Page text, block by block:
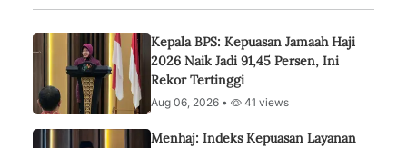
Kepala BPS: Kepuasan Jamaah Haji
2026 Naik Jadi 91,45 Persen, Ini
Rekor Tertinggi
Aug 06, 2026 • 41 views
Menhaj: Indeks Kepuasan Layanan